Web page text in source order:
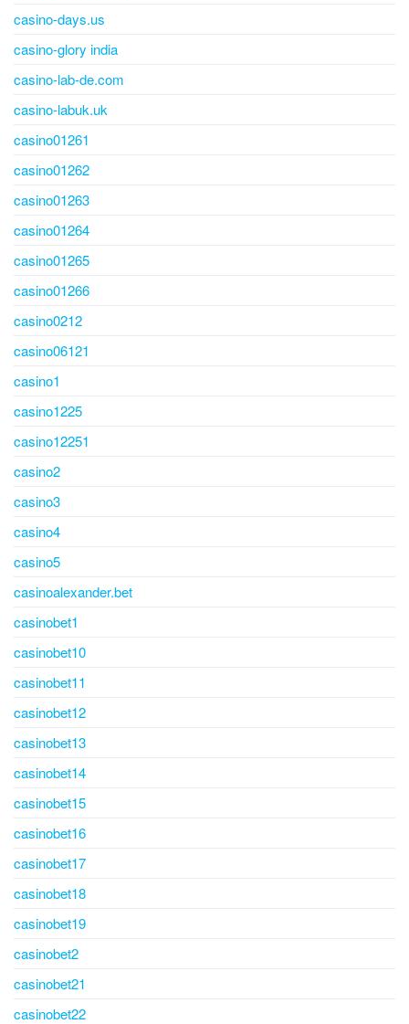
casino-days.us
casino-glory india
casino-lab-de.com
casino-labuk.uk
casino01261
casino01262
casino01263
casino01264
casino01265
casino01266
casino0212
casino06121
casino1
casino1225
casino12251
casino2
casino3
casino4
casino5
casinoalexander.bet
casinobet1
casinobet10
casinobet11
casinobet12
casinobet13
casinobet14
casinobet15
casinobet16
casinobet17
casinobet18
casinobet19
casinobet2
casinobet21
casinobet22